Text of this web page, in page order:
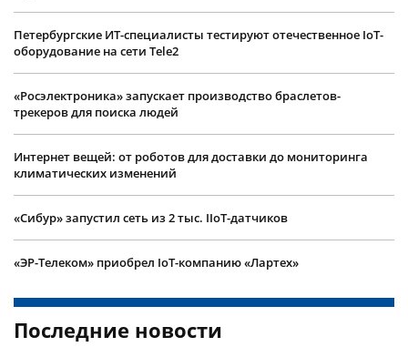
Петербургские ИТ-специалисты тестируют отечественное IoT-
оборудование на сети Tele2
«Росэлектроника» запускает производство браслетов-
трекеров для поиска людей
Интернет вещей: от роботов для доставки до мониторинга
климатических изменений
«Сибур» запустил сеть из 2 тыс. IIoT-датчиков
«ЭР-Телеком» приобрел IoT-компанию «Лартех»
Последние новости